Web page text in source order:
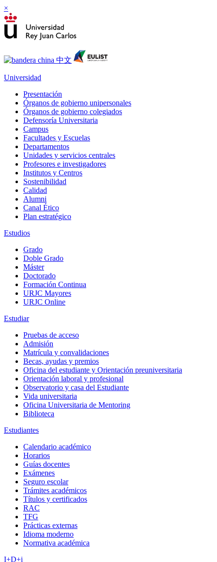
×
Universidad
Presentación
Órganos de gobierno unipersonales
Órganos de gobierno colegiados
Defensoría Universitaria
Campus
Facultades y Escuelas
Departamentos
Unidades y servicios centrales
Profesores e investigadores
Institutos y Centros
Sostenibilidad
Calidad
Alumni
Canal Ético
Plan estratégico
Estudios
Grado
Doble Grado
Máster
Doctorado
Formación Continua
URJC Mayores
URJC Online
Estudiar
Pruebas de acceso
Admisión
Matrícula y convalidaciones
Becas, ayudas y premios
Oficina del estudiante y Orientación preuniversitaria
Orientación laboral y profesional
Observatorio y casa del Estudiante
Vida universitaria
Oficina Universitaria de Mentoring
Biblioteca
Estudiantes
Calendario académico
Horarios
Guías docentes
Exámenes
Seguro escolar
Trámites académicos
Títulos y certificados
RAC
TFG
Prácticas externas
Idioma moderno
Normativa académica
I+D+i